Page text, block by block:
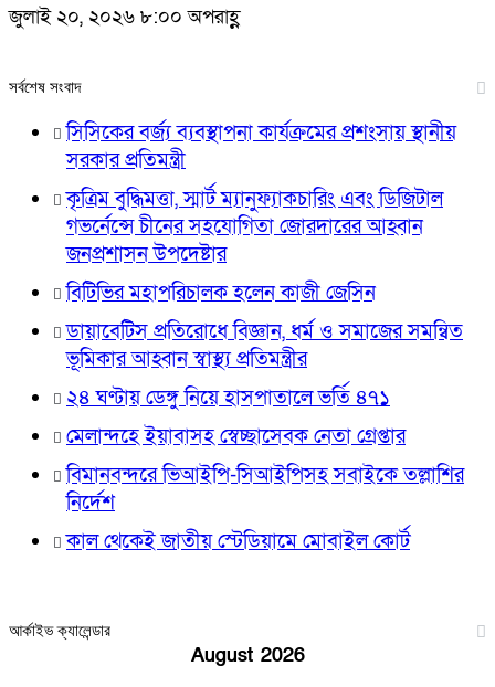
জুলাই ২০, ২০২৬ ৮:০০ অপরাহ্ণ
সর্বশেষ সংবাদ
সিসিকের বর্জ্য ব্যবস্থাপনা কার্যক্রমের প্রশংসায় স্থানীয়
সরকার প্রতিমন্ত্রী
কৃত্রিম বুদ্ধিমত্তা, স্মার্ট ম্যানুফ্যাকচারিং এবং ডিজিটাল
গভর্নেন্সে চীনের সহযোগিতা জোরদারের আহ্বান
জনপ্রশাসন উপদেষ্টার
বিটিভির মহাপরিচালক হলেন কাজী জেসিন
ডায়াবেটিস প্রতিরোধে বিজ্ঞান, ধর্ম ও সমাজের সমন্বিত
ভূমিকার আহ্বান স্বাস্থ্য প্রতিমন্ত্রীর
২৪ ঘণ্টায় ডেঙ্গু নিয়ে হাসপাতালে ভর্তি ৪৭১
মেলান্দহে ইয়াবাসহ স্বেচ্ছাসেবক নেতা গ্রেপ্তার
বিমানবন্দরে ভিআইপি-সিআইপিসহ সবাইকে তল্লাশির
নির্দেশ
কাল থেকেই জাতীয় স্টেডিয়ামে মোবাইল কোর্ট
আর্কাইভ ক্যালেন্ডার
August 2026